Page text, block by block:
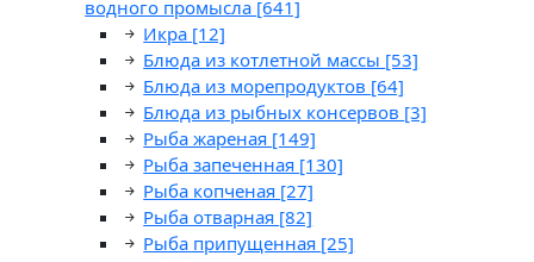
водного промысла [641]
Икра [12]
Блюда из котлетной массы [53]
Блюда из морепродуктов [64]
Блюда из рыбных консервов [3]
Рыба жареная [149]
Рыба запеченная [130]
Рыба копченая [27]
Рыба отварная [82]
Рыба припущенная [25]